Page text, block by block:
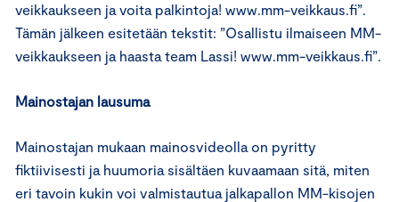
veikkaukseen ja voita palkintoja! www.mm-veikkaus.fi”.
Tämän jälkeen esitetään tekstit: ”Osallistu ilmaiseen MM-
veikkaukseen ja haasta team Lassi! www.mm-veikkaus.fi”.
Mainostajan lausuma
Mainostajan mukaan mainosvideolla on pyritty
fiktiivisesti ja huumoria sisältäen kuvaamaan sitä, miten
eri tavoin kukin voi valmistautua jalkapallon MM-kisojen